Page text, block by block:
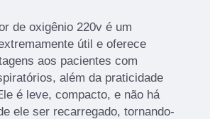
de oxigênio 220v é um
útil e oferece
aos pacientes com
além da praticidade
é leve, compacto, e não há
ele ser recarregado, tornando-